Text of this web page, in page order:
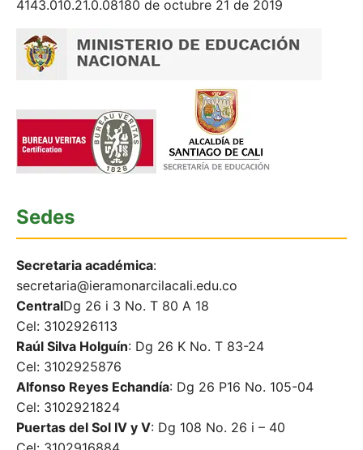
4143.010.21.0.08180 de octubre 21 de 2019
Sedes
Secretaria académica:
secretaria@ieramonarcilacali.edu.co
CentralDg 26 i 3 No. T 80 A 18
Cel: 3102926113
Raúl Silva Holguín: Dg 26 K No. T 83-24
Cel: 3102925876
Alfonso Reyes Echandía: Dg 26 P16 No. 105-04
Cel: 3102921824
Puertas del Sol IV y V: Dg 108 No. 26 i – 40